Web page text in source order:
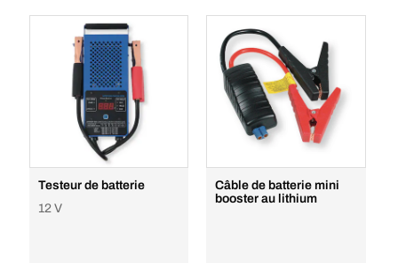
Testeur de batterie
12 V
Câble de batterie mini
booster au lithium